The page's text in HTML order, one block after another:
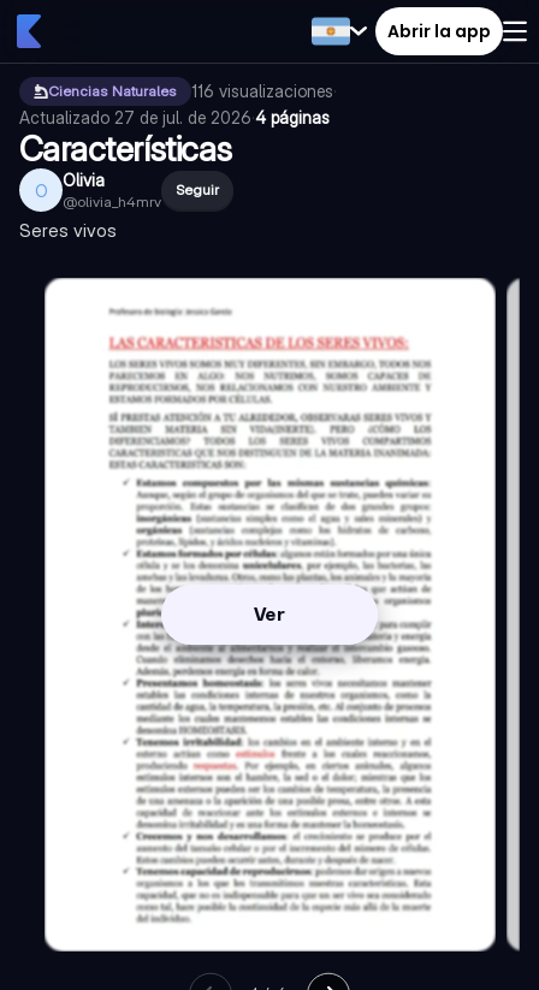
Abrir la app
Ciencias Naturales 116 visualizaciones·
Actualizado 27 de jul. de 2026·4 páginas
Características
O Olivia
@olivia_h4mrv
Seguir
Seres vivos
Ver